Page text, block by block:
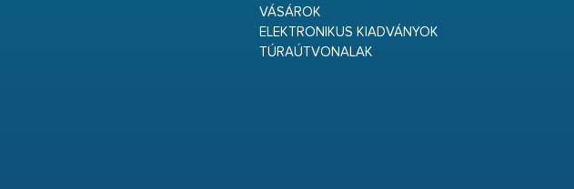
VÁSÁROK
ELEKTRONIKUS KIADVÁNYOK
TÚRAÚTVONALAK